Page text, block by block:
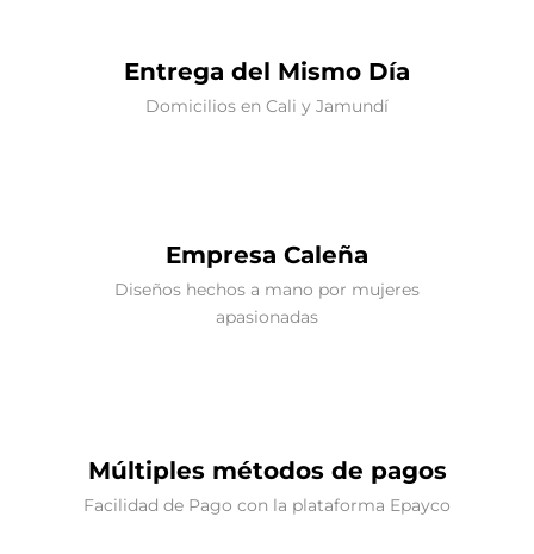
Entrega del Mismo Día
Domicilios en Cali y Jamundí
Empresa Caleña
Diseños hechos a mano por mujeres
apasionadas
Múltiples métodos de pagos
Facilidad de Pago con la plataforma Epayco